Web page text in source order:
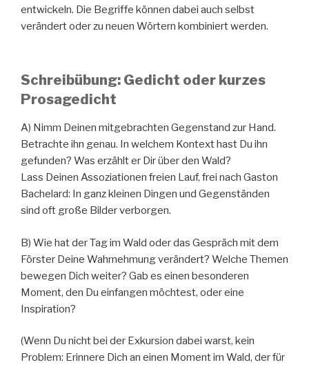
entwickeln. Die Begriffe können dabei auch selbst
verändert oder zu neuen Wörtern kombiniert werden.
Schreibübung: Gedicht oder kurzes
Prosagedicht
A) Nimm Deinen mitgebrachten Gegenstand zur Hand.
Betrachte ihn genau. In welchem Kontext hast Du ihn
gefunden? Was erzählt er Dir über den Wald?
Lass Deinen Assoziationen freien Lauf, frei nach Gaston
Bachelard: In ganz kleinen Dingen und Gegenständen
sind oft große Bilder verborgen.
B) Wie hat der Tag im Wald oder das Gespräch mit dem
Förster Deine Wahrnehmung verändert? Welche Themen
bewegen Dich weiter? Gab es einen besonderen
Moment, den Du einfangen möchtest, oder eine
Inspiration?
(Wenn Du nicht bei der Exkursion dabei warst, kein
Problem: Erinnere Dich an einen Moment im Wald, der für